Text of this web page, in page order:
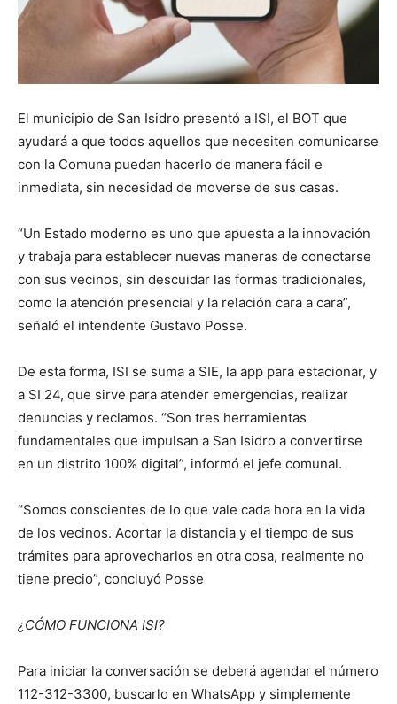
El municipio de San Isidro presentó a ISI, el BOT que
ayudará a que todos aquellos que necesiten comunicarse
con la Comuna puedan hacerlo de manera fácil e
inmediata, sin necesidad de moverse de sus casas.
“Un Estado moderno es uno que apuesta a la innovación
y trabaja para establecer nuevas maneras de conectarse
con sus vecinos, sin descuidar las formas tradicionales,
como la atención presencial y la relación cara a cara”,
señaló el intendente Gustavo Posse.
De esta forma, ISI se suma a SIE, la app para estacionar, y
a SI 24, que sirve para atender emergencias, realizar
denuncias y reclamos. “Son tres herramientas
fundamentales que impulsan a San Isidro a convertirse
en un distrito 100% digital”, informó el jefe comunal.
“Somos conscientes de lo que vale cada hora en la vida
de los vecinos. Acortar la distancia y el tiempo de sus
trámites para aprovecharlos en otra cosa, realmente no
tiene precio”, concluyó Posse
¿CÓMO FUNCIONA ISI?
Para iniciar la conversación se deberá agendar el número
112-312-3300, buscarlo en WhatsApp y simplemente